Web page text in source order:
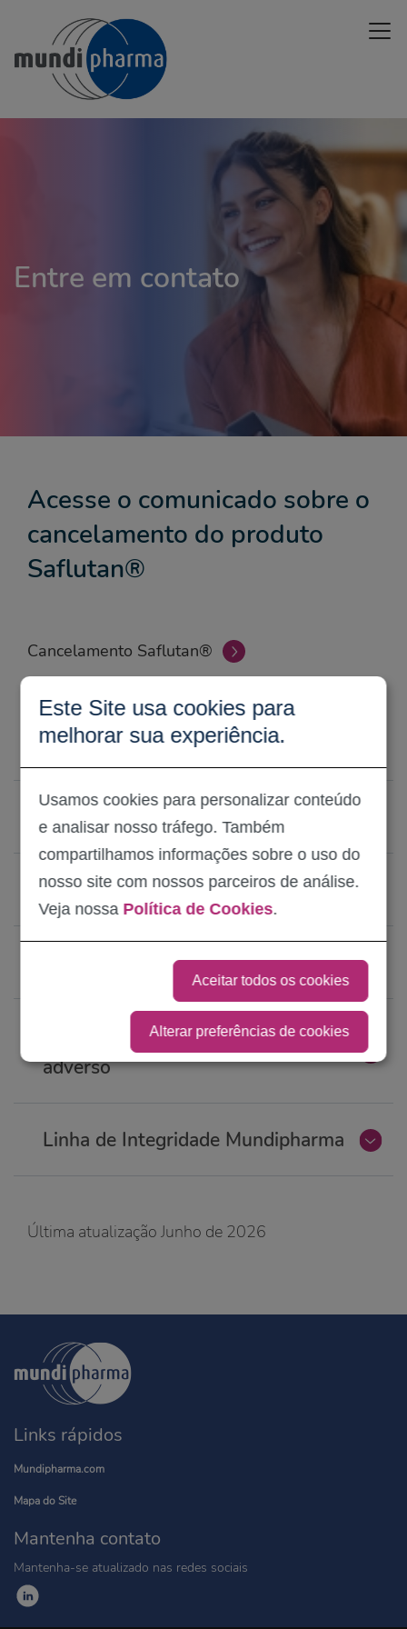
Este Site usa cookies para
melhorar sua experiência.
Usamos cookies para personalizar conteúdo
e analisar nosso tráfego. Também
compartilhamos informações sobre o uso do
nosso site com nossos parceiros de análise.
Veja nossa Política de Cookies.
Aceitar todos os cookies
Alterar preferências de cookies
content
Open
Entre em contato
Acesse o comunicado sobre o
cancelamento do produto
Saflutan®
Cancelamento Saflutan®
Escritório Geral
Perguntas da mídia
Informações Médicas
Relatar uma reação ou evento
adverso
Linha de Integridade Mundipharma
Última atualização Junho de 2026
Links rápidos
Mundipharma.com
Mapa do Site
Mantenha contato
Mantenha-se atualizado nas redes sociais